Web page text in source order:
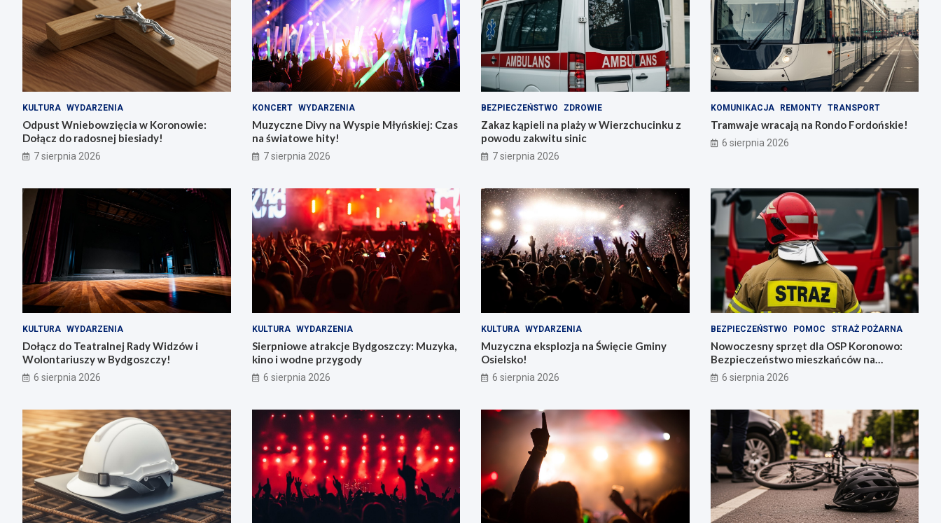
KULTURA WYDARZENIA
Odpust Wniebowzięcia w Koronowie:
Dołącz do radosnej biesiady!
7 sierpnia 2026
KONCERT WYDARZENIA
Muzyczne Divy na Wyspie Młyńskiej: Czas
na światowe hity!
7 sierpnia 2026
BEZPIECZEŃSTWO ZDROWIE
Zakaz kąpieli na plaży w Wierzchucinku z
powodu zakwitu sinic
7 sierpnia 2026
KOMUNIKACJA REMONTY TRANSPORT
Tramwaje wracają na Rondo Fordońskie!
6 sierpnia 2026
KULTURA WYDARZENIA
Dołącz do Teatralnej Rady Widzów i
Wolontariuszy w Bydgoszczy!
6 sierpnia 2026
KULTURA WYDARZENIA
Sierpniowe atrakcje Bydgoszczy: Muzyka,
kino i wodne przygody
6 sierpnia 2026
KULTURA WYDARZENIA
Muzyczna eksplozja na Święcie Gminy
Osielsko!
6 sierpnia 2026
BEZPIECZEŃSTWO POMOC STRAŻ POŻARNA
Nowoczesny sprzęt dla OSP Koronowo:
Bezpieczeństwo mieszkańców na
pierwszym miejscu!
6 sierpnia 2026